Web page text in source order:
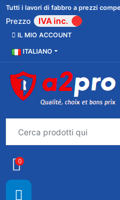
Tutti i lavori di fabbro a prezzi
Prezzo IVA inc.
IL MIO ACCOUNT
ITALIANO
0